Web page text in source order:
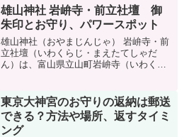
の肖像となる渋沢栄一（しぶさわえいい
ち）ゆかりの...
雄山神社 岩峅寺・前立社壇 御
朱印とお守り、パワースポット
雄山神社（おやまじんじゃ） 岩峅寺・前
立社壇（いわくらじ・まえたてしゃだ
ん）は、富山県立山町岩峅寺（いわくら
社、山裾の芦峅寺（あしくらじ）にある
中宮祈願殿、一番平野に近...
東京大神宮のお守りの返納は郵送
できる？方法や場所、返すタイミ
ング